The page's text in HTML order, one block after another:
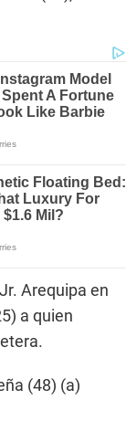
Arequipa en
a quien
(48) (a)